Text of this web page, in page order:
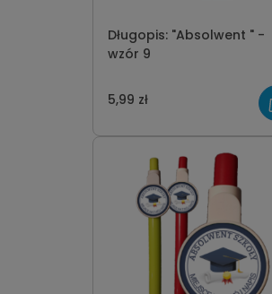
Długopis: "Absolwent " -
wzór 9
5,99 zł